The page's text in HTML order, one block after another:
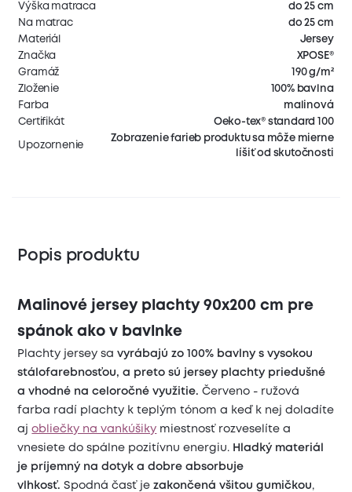
Výška matraca
do 25 cm
Na matrac
do 25 cm
Materiál
Jersey
Značka
XPOSE®
Gramáž
190 g/m²
Zloženie
100% bavlna
Farba
malinová
Certifikát
Oeko-tex® standard 100
Upozornenie
Zobrazenie farieb produktu sa môže mierne
líšiť od skutočnosti
Popis produktu
Malinové jersey plachty 90x200 cm pre
spánok ako v bavlnke
Plachty jersey savyrábajú zo 100% bavlny s vysokou
stálofarebnosťou, a preto sú jersey plachty priedušné
a vhodné na celoročné využitie. Červeno - ružová
farba radí plachty k teplým tónom a keď k nej doladíte
ajobliečky na vankúšiky miestnosť rozveselíte a
vnesiete do spálne pozitívnu energiu. Hladký materiál
je príjemný na dotyk a dobre absorbuje
vlhkosť. Spodná časť jezakončená všitou gumičkou,